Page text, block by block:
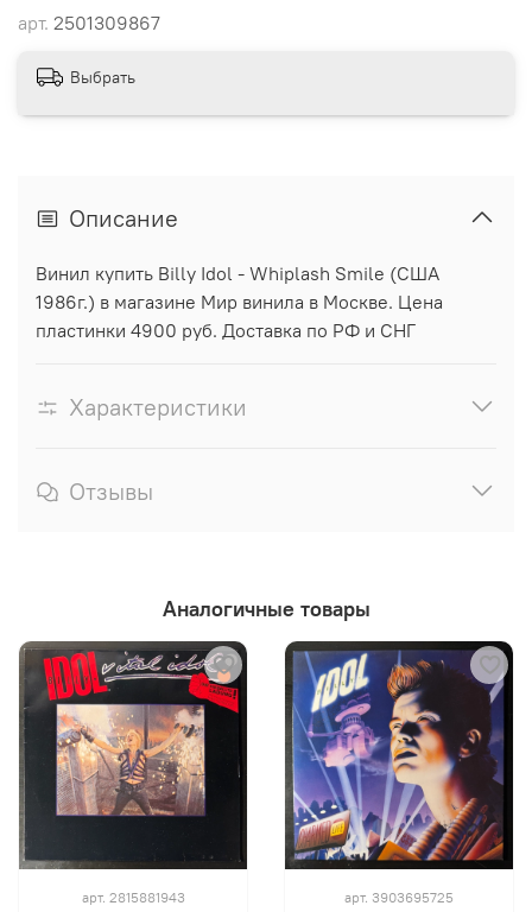
арт. 2501309867
Выбрать
Описание
Винил купить Billy Idol - Whiplash Smile (США
1986г.) в магазине Мир винила в Москве. Цена
пластинки 4900 руб. Доставка по РФ и СНГ
Характеристики
Отзывы
Аналогичные товары
арт. 2815881943 арт. 3903695725